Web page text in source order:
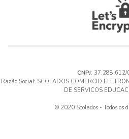
CNPJ: 37.288.612/
Razão Social: SCOLADOS COMERCIO
DE SERVICOS
© 2020 Scolados - Todos os